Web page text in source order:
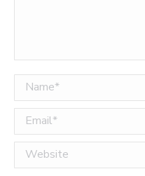
Name *
Email *
Website